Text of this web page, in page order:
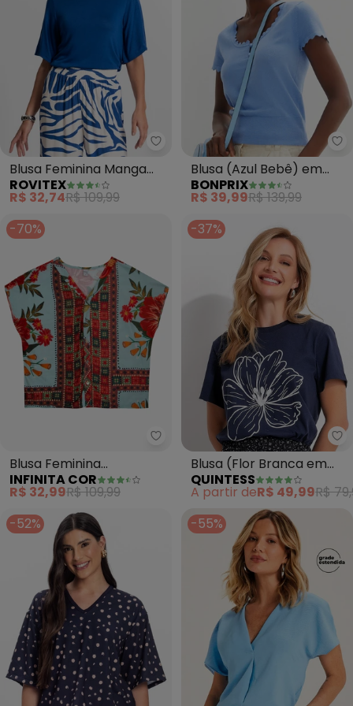
Rovitex - Blusa Feminina
Blusa Feminina Manga
Curta (Azul)
ROVITEX
R$ 32,74R$ 109,99
Blusa (Azul Bebê) em
Tricô
BONPRIX
R$ 39,99R$ 139,99
-70%
Infinita Cor - Blusa Feminina
Blusa Feminina
Estampada Infinita Cor
(Azul)
INFINITA COR
R$ 32,99R$ 109,99
-37%
Blusa (Flor Branca em
Relevo) em Malha de
Algodão
QUINTESS
A partir deR$ 49,99R$
-52%
-55%